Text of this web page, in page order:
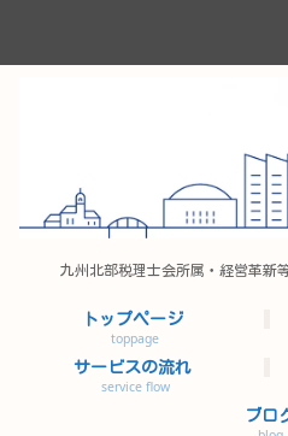
九州北部税理士会所属・経営革
トップページ
toppage
サービスの流れ
service flow
ブロ